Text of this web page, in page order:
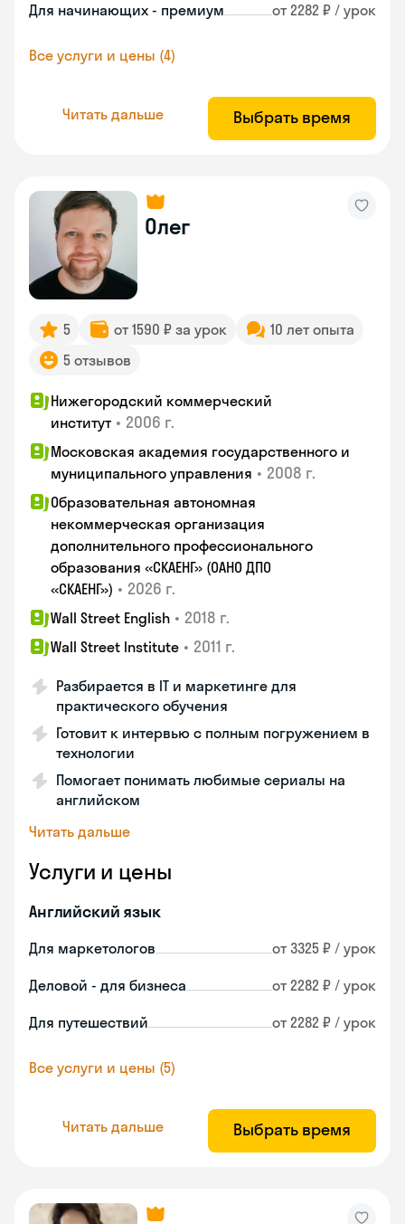
Для начинающих - премиум от 2282 ₽ / урок
Все услуги и цены (4)
Читать дальше Выбрать время
Олег
5 от 1590 ₽ за урок
10 лет опыта
5 отзывов
Нижегородский коммерческий
институт • 2006 г.
Московская академия государственного и
муниципального управления • 2008 г.
Образовательная автономная
некоммерческая организация
дополнительного профессионального
образования «СКАЕНГ» (ОАНО ДПО
«СКАЕНГ») • 2026 г.
Wall Street English • 2018 г.
Wall Street Institute • 2011 г.
Разбирается в IT и маркетинге для
практического обучения
Готовит к интервью с полным погружением в
технологии
Помогает понимать любимые сериалы на
английском
Читать дальше
Услуги и цены
Английский язык
Для маркетологов от 3325 ₽ / урок
Деловой - для бизнеса от 2282 ₽ / урок
Для путешествий от 2282 ₽ / урок
Все услуги и цены (5)
Читать дальше Выбрать время